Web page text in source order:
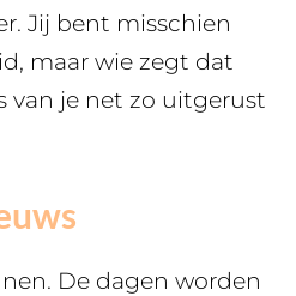
Jij bent misschien
maar wie zegt dat
van je net zo uitgerust
De dagen worden